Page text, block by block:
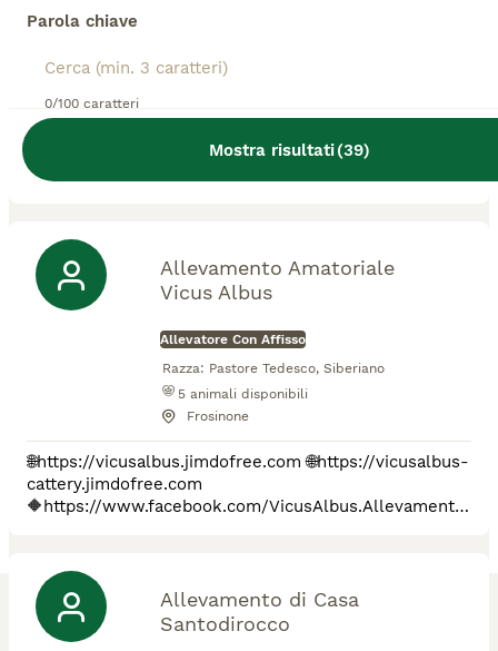
Parola chiave
0/100 caratteri
Mostra risultati(39)
8 animali disponibili
Allevamento riconosciuto Enci - Fci. Disponiamo di
cuccioli selezionati per bellezza e equilibrio, figli di
soggetti vincitori delle più importanti manifestazioni
Allevamento Amatoriale
Vicus Albus
Allevatore Con Affisso
Razza: Pastore Tedesco, Siberiano
5 animali disponibili
Frosinone
🌐https://vicusalbus.jimdofree.com 🌐https://vicusalbus-
cattery.jimdofree.com
🔶https://www.facebook.com/VicusAlbus.Allevamento
ANFI che si impegna nella selezione del Cane da
Pastore Tedesco e del Gatto Siberiano. Esemplari
conformi allo standard di razza, carattere equilibrato,
testati ed esenti d
Allevamento di Casa
Santodirocco